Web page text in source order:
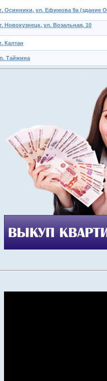
г. Осинники, ул. Ефимова 9а (здание
г. Новокузнецк, ул. Возальная, 10
г. Калтан
п. Тайжина